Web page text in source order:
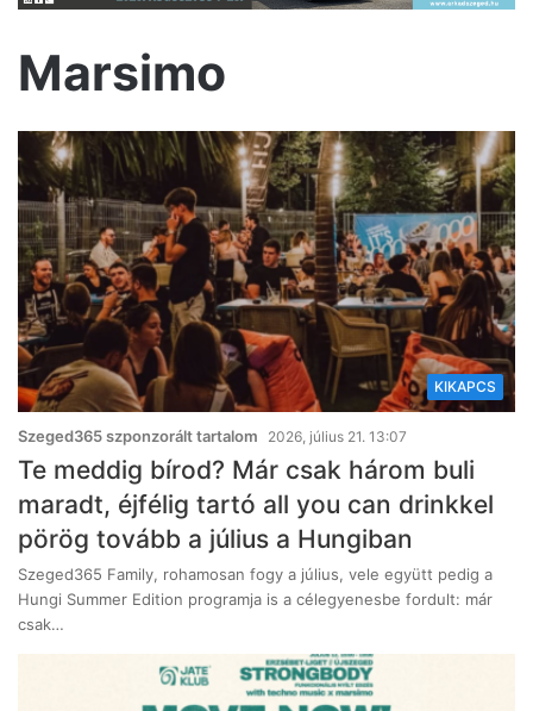
Marsimo
KIKAPCS
Szeged365 szponzorált tartalom 2026, július 21. 13:07
Te meddig bírod? Már csak három buli
maradt, éjfélig tartó all you can drinkkel
pörög tovább a július a Hungiban
Szeged365 Family, rohamosan fogy a július, vele együtt pedig a
Hungi Summer Edition programja is a célegyenesbe fordult: már
csak…